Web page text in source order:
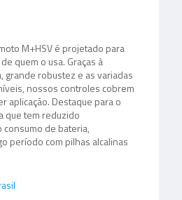
M+HSV é projetado para
quem o usa. Graças à
grande robustez e as variadas
nossos controles cobrem
aplicação. Destaque para o
que tem reduzido
de bateria,
período com pilhas alcalinas